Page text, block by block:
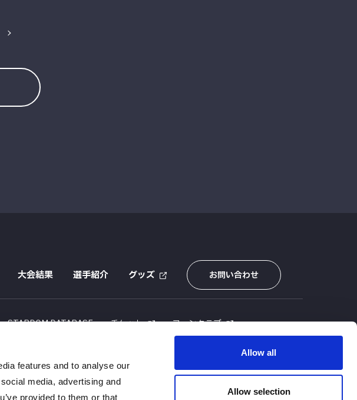
features and to analyse our
media, advertising and
provided to them or that
Allow all
Allow selection
大会結果 選手紹介 グッズ お問い合わせ
STARDOM DATABASE チケット ファンクラブ